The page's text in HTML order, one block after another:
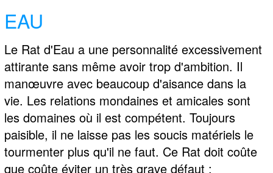
EAU
Le Rat d'Eau a une personnalité excessivement
attirante sans même avoir trop d'ambition. Il
manœuvre avec beaucoup d'aisance dans la
vie. Les relations mondaines et amicales sont
les domaines où il est compétent. Toujours
paisible, il ne laisse pas les soucis matériels le
tourmenter plus qu'il ne faut. Ce Rat doit coûte
que coûte éviter un très grave défaut :